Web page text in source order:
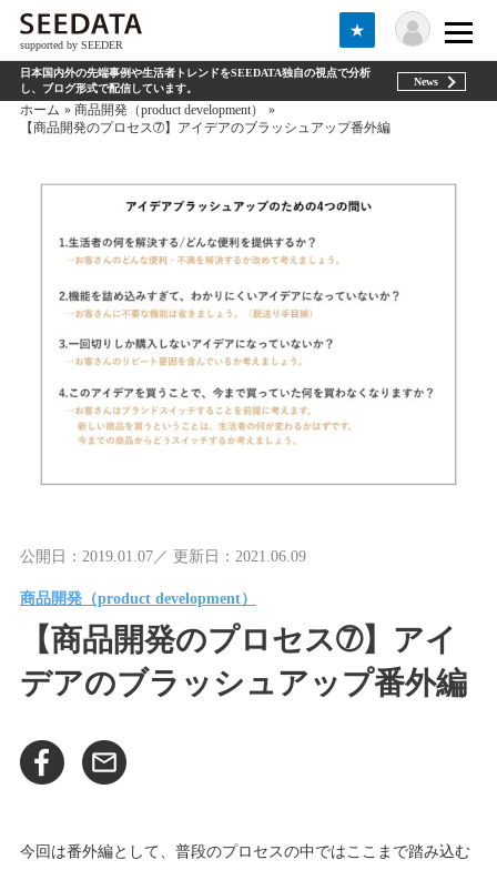
supported by SEEDER
★
日本国内外の先端事例や生活者トレンドをSEEDATA独自の視点で分析
し、ブログ形式で配信しています。
News
ホーム
商品開発（product development）
【商品開発のプロセス➆】アイデアのブラッシュアップ番外編
公開日：2019.01.07／ 更新日：2021.06.09
商品開発（product development）
【商品開発のプロセス➆】アイ
デアのブラッシュアップ番外編
今回は番外編として、普段のプロセスの中ではここまで踏み込む